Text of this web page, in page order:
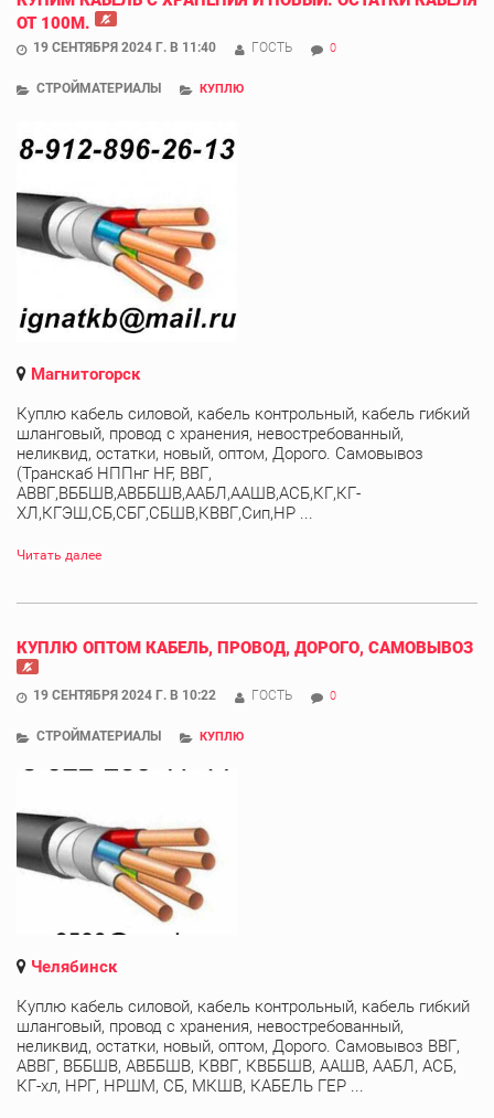
ОТ 100М.
19 СЕНТЯБРЯ 2024 Г. В 11:40 ГОСТЬ 0
СТРОЙМАТЕРИАЛЫ КУПЛЮ
Магнитогорск
Куплю кабель силовой, кабель контрольный, кабель гибкий
шланговый, провод с хранения, невостребованный,
неликвид, остатки, новый, оптом, Дорого. Самовывоз
(Транскаб НППнг HF, ВВГ,
АВВГ,ВББШВ,АВББШВ,ААБЛ,ААШВ,АСБ,КГ,КГ-
ХЛ,КГЭШ,СБ,СБГ,СБШВ,КВВГ,Сип,НР ...
Читать далее
КУПЛЮ ОПТОМ КАБЕЛЬ, ПРОВОД, ДОРОГО, САМОВЫВОЗ
19 СЕНТЯБРЯ 2024 Г. В 10:22 ГОСТЬ 0
СТРОЙМАТЕРИАЛЫ КУПЛЮ
Челябинск
Куплю кабель силовой, кабель контрольный, кабель гибкий
шланговый, провод с хранения, невостребованный,
неликвид, остатки, новый, оптом, Дорого. Самовывоз ВВГ,
АВВГ, ВББШВ, АВББШВ, КВВГ, КВББШВ, ААШВ, ААБЛ, АСБ,
КГ-хл, НРГ, НРШМ, СБ, МКШВ, КАБЕЛЬ ГЕР ...